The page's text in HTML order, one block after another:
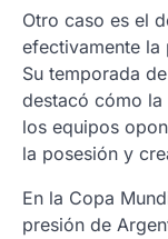
Otro caso es el
efectivamente
Su temporada
destacó cómo
los equipos
la posesión y
En la Copa
presión de